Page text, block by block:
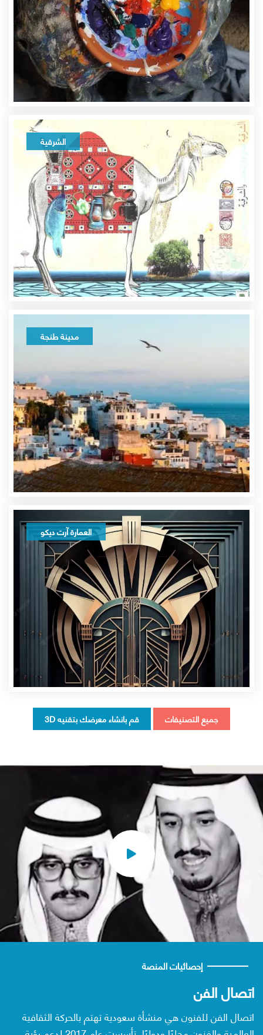
الشرقية
مدينة طنجة
العمارة آرت ديكو
جميع التصنيفات قم بانشاء معرضك بتقنيه 3D
إحصائيات المنصة
اتصال الفن
اتصال الفن للفنون هي منشأة سعودية تهتم بالحركة الثقافية